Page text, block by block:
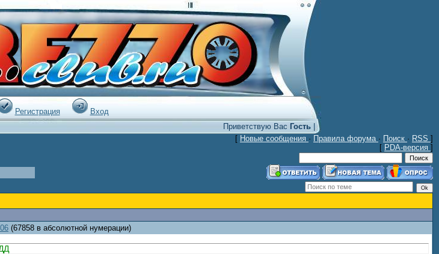
Регистрация
Вход
Приветствую Вас Гость|
[ Новые сообщения · Правила форума · Поиск · RSS ]
[ PDA-версия ]
(67858 в абсолютной нумерации)